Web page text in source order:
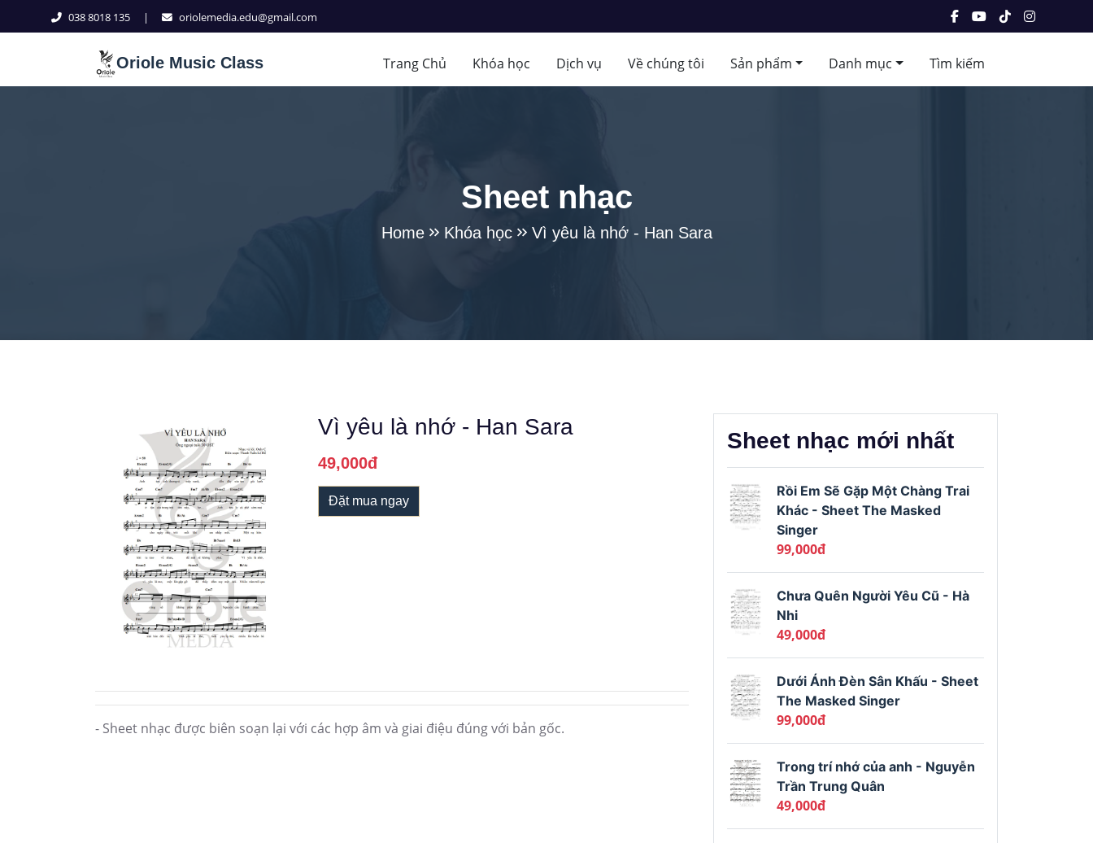
038 8018 135 | oriolemedia.edu@gmail.com
Oriole Music Class Trang Chủ Khóa học Dịch vụ Về chúng tôi Sản phẩm Danh mục Tìm kiếm
Sheet nhạc
Home Khóa học Vì yêu là nhớ - Han Sara
Vì yêu là nhớ - Han Sara
49,000đ
Đặt mua ngay
- Sheet nhạc được biên soạn lại với các hợp âm và giai điệu đúng với bản gốc.
Sheet nhạc mới nhất
Rồi Em Sẽ Gặp Một Chàng Trai
Khác - Sheet The Masked
Singer
99,000đ
Chưa Quên Người Yêu Cũ - Hà
Nhi
49,000đ
Dưới Ánh Đèn Sân Khấu - Sheet
The Masked Singer
99,000đ
Trong trí nhớ của anh - Nguyễn
Trần Trung Quân
49,000đ